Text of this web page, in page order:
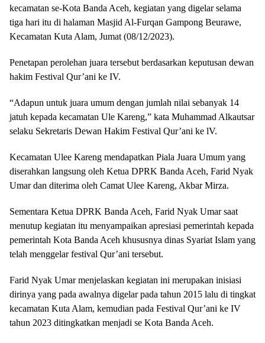
kecamatan se-Kota Banda Aceh, kegiatan yang digelar selama
tiga hari itu di halaman Masjid Al-Furqan Gampong Beurawe,
Kecamatan Kuta Alam, Jumat (08/12/2023).
Penetapan perolehan juara tersebut berdasarkan keputusan dewan
hakim Festival Qur’ani ke IV.
“Adapun untuk juara umum dengan jumlah nilai sebanyak 14
jatuh kepada kecamatan Ule Kareng,” kata Muhammad Alkautsar
selaku Sekretaris Dewan Hakim Festival Qur’ani ke lV.
Kecamatan Ulee Kareng mendapatkan Piala Juara Umum yang
diserahkan langsung oleh Ketua DPRK Banda Aceh, Farid Nyak
Umar dan diterima oleh Camat Ulee Kareng, Akbar Mirza.
Sementara Ketua DPRK Banda Aceh, Farid Nyak Umar saat
menutup kegiatan itu menyampaikan apresiasi pemerintah kepada
pemerintah Kota Banda Aceh khususnya dinas Syariat Islam yang
telah menggelar festival Qur’ani tersebut.
Farid Nyak Umar menjelaskan kegiatan ini merupakan inisiasi
dirinya yang pada awalnya digelar pada tahun 2015 lalu di tingkat
kecamatan Kuta Alam, kemudian pada Festival Qur’ani ke IV
tahun 2023 ditingkatkan menjadi se Kota Banda Aceh.